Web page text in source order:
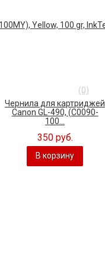
(0)
Чернила для картриджей
Canon GL-490, (C0090-
100...
350 руб.
В корзину